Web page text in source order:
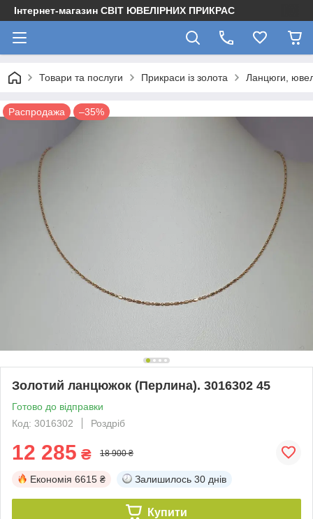
Інтернет-магазин СВІТ ЮВЕЛІРНИХ ПРИКРАС
Товари та послуги Прикраси із золота Ланцюги,
Распродажа –35%
Золотий ланцюжок (Перлина). 3016302 45
Готово до відправки
Код: 3016302
Роздріб
12 285 ₴ 18 900 ₴
Економія 6615 ₴ Залишилось 30 днів
Купити